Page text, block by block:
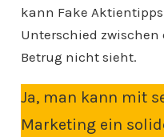
kann Fake
Unterschied
Betrug nicht sieht.
Ja, man kann mit
Marketing ein